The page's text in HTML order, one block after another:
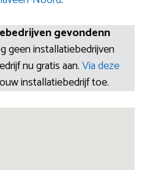
gevondenn
geen installatiebedrijven
nu gratis aan.Via deze
installatiebedrijf toe.